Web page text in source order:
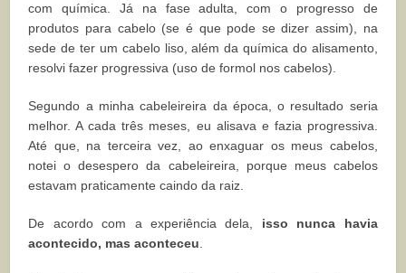
com química. Já na fase adulta, com o progresso de
produtos para cabelo (se é que pode se dizer assim), na
sede de ter um cabelo liso, além da química do alisamento,
resolvi fazer progressiva (uso de formol nos cabelos).
Segundo a minha cabeleireira da época, o resultado seria
melhor. A cada três meses, eu alisava e fazia progressiva.
Até que, na terceira vez, ao enxaguar os meus cabelos,
notei o desespero da cabeleireira, porque meus cabelos
estavam praticamente caindo da raiz.
De acordo com a experiência dela, isso nunca havia
acontecido, mas aconteceu.